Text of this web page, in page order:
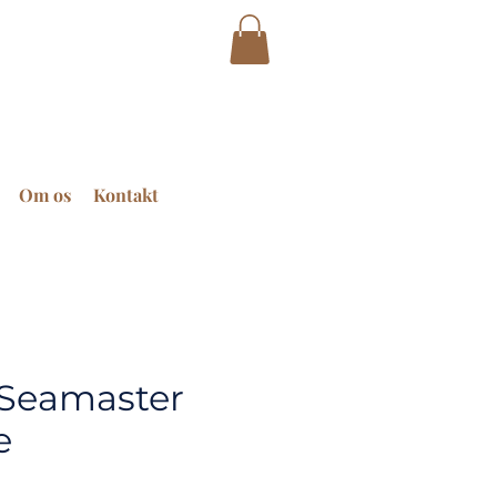
Om os Kontakt